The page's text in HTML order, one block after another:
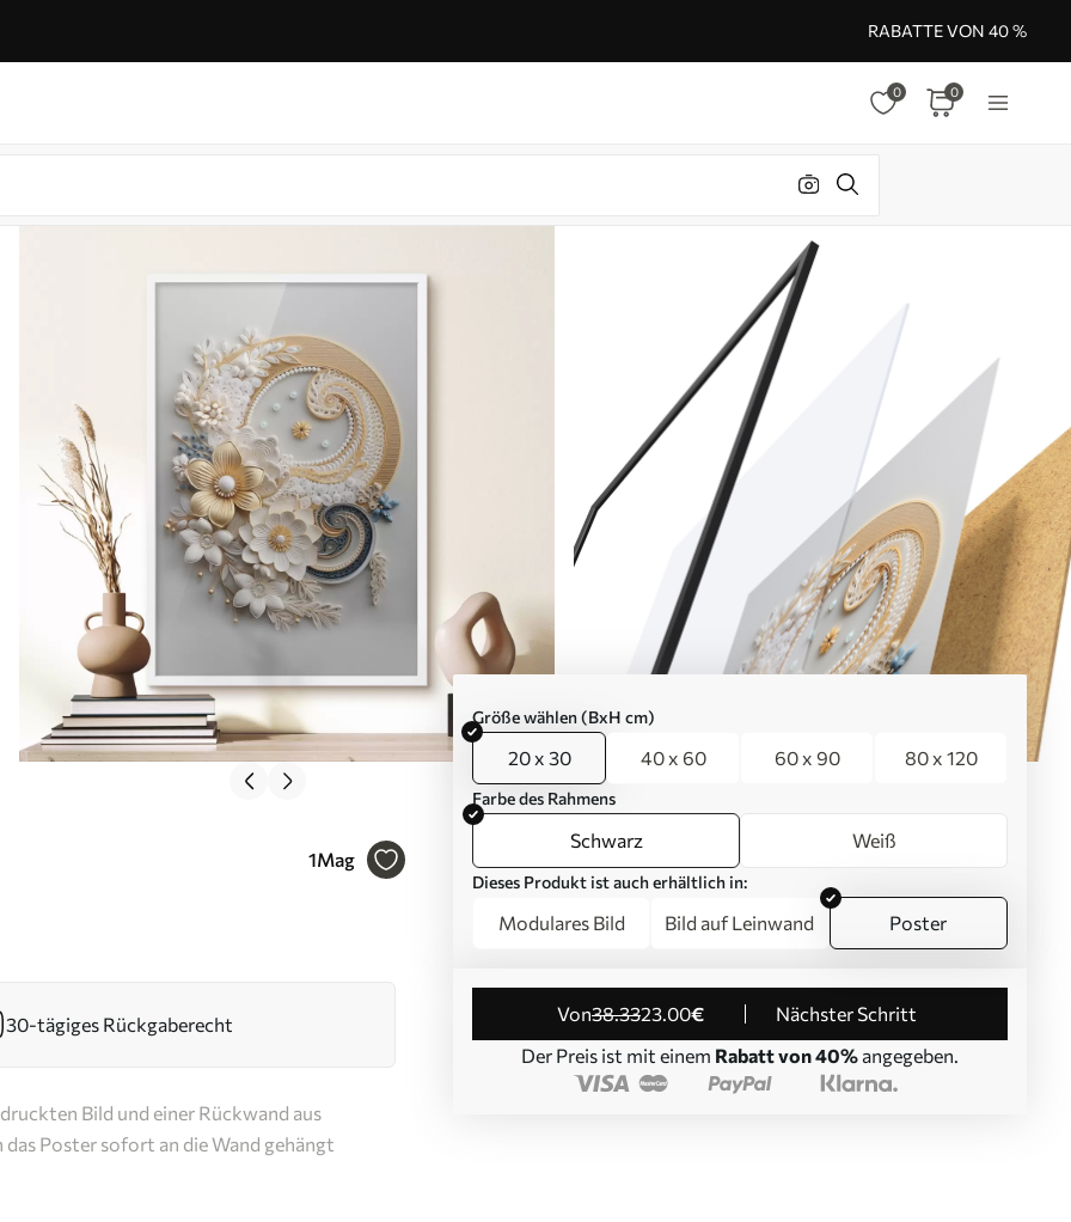
RABATTE VON 40 %
0 0
1Mag
Größe wählen (BxH cm)
20 x 30 40 x 60 60 x 90 80 x 120
Farbe des Rahmens
Schwarz Weiß
Dieses Produkt ist auch erhältlich in:
Modulares Bild Bild auf Leinwand Poster
von38.3323.00€
Nächster Schritt
Der Preis ist mit einem Rabatt von 40% angegeben.
30-tägiges Rückgaberecht
Bild und einer Rückwand aus
Poster sofort an die Wand gehängt